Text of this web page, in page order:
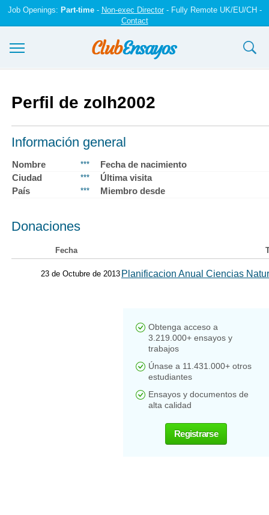
Job Openings: Part-time- Non-exec Director- Fully Remote UK/EU/CH -
Contact
Registrarse
Iniciar sesión
Contáctenos
Perfil de zolh2002
Información general
Nombre ***
Fecha de nacimiento
Ciudad
***
Última visita
País
*** Miembro desde
Donaciones
Fecha
23 de Octubre de 2013 Planificacion Anual Ciencias
Obtenga acceso a
3.219.000+ ensayos y
trabajos
Únase a 11.431.000+ otros
estudiantes
Ensayos y documentos de
alta calidad
Registrarse